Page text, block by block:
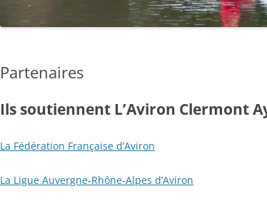
Partenaires
Ils soutiennent L’Aviron Clermont
La Fédération Française d’Aviron
La Ligue Auvergne-Rhône-Alpes d’Aviron